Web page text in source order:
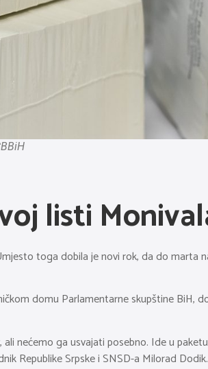
listi
toga dobila je novi rok, da do marta
domu Parlamentarne skupštine BiH,
nećemo ga usvajati posebno. Ide u
Republike Srpske i SNSD-a Milorad Dodik.